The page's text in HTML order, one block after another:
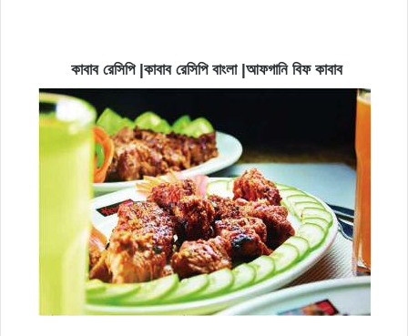
কাবাব রেসিপি |কাবাব রেসিপি বাংলা |আফগানি বিফ কাবাব